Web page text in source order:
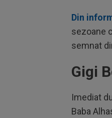
Din
sezoane
semnat
Gigi
Imediat
Baba